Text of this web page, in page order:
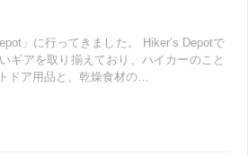
」に行ってきました。 Hiker’s Depotで
ギアを取り揃えており、ハイカーのこと
ドア用品と、乾燥食材の…